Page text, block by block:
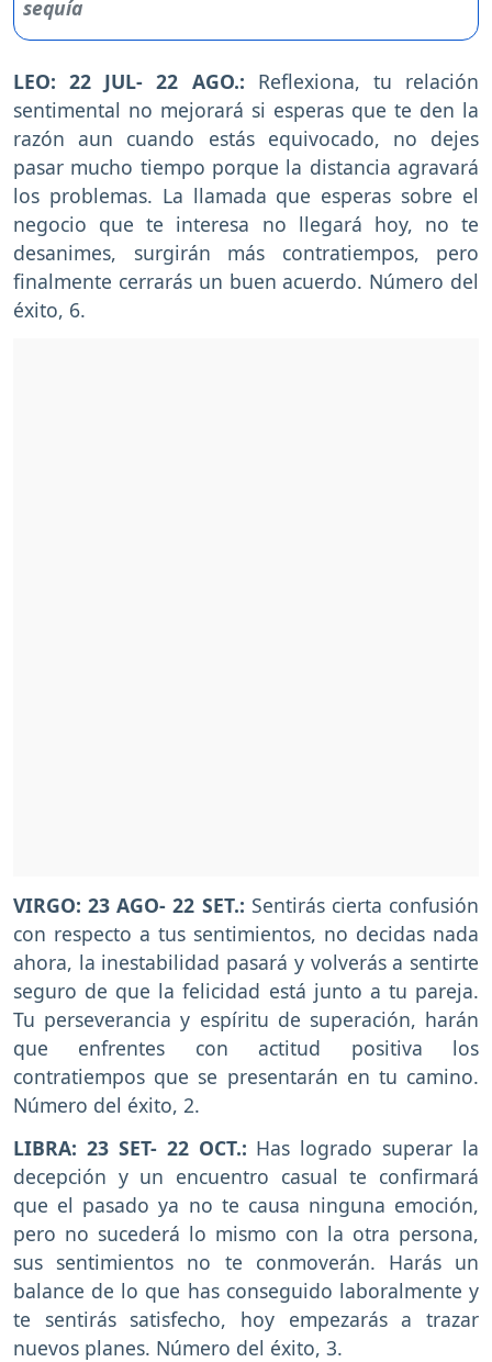
LEO: 22 JUL- 22 AGO.: Reflexiona, tu relación
sentimental no mejorará si esperas que te den la
razón aun cuando estás equivocado, no dejes
pasar mucho tiempo porque la distancia agravará
los problemas. La llamada que esperas sobre el
negocio que te interesa no llegará hoy, no te
desanimes, surgirán más contratiempos, pero
finalmente cerrarás un buen acuerdo. Número del
éxito, 6.
VIRGO: 23 AGO- 22 SET.: Sentirás cierta confusión
con respecto a tus sentimientos, no decidas nada
ahora, la inestabilidad pasará y volverás a sentirte
seguro de que la felicidad está junto a tu pareja.
Tu perseverancia y espíritu de superación, harán
que enfrentes con actitud positiva los
contratiempos que se presentarán en tu camino.
Número del éxito, 2.
LIBRA: 23 SET- 22 OCT.: Has logrado superar la
decepción y un encuentro casual te confirmará
que el pasado ya no te causa ninguna emoción,
pero no sucederá lo mismo con la otra persona,
sus sentimientos no te conmoverán. Harás un
balance de lo que has conseguido laboralmente y
te sentirás satisfecho, hoy empezarás a trazar
nuevos planes. Número del éxito, 3.